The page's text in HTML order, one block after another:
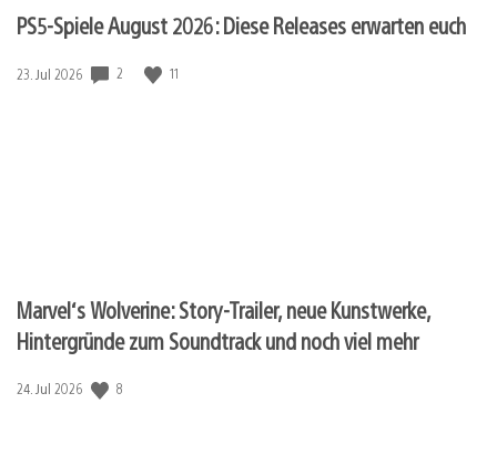
PS5-Spiele August 2026: Diese Releases erwarten euch
Veröffentlichungsdatum:
23. Jul 2026 2 11
Marvel‘s Wolverine: Story-Trailer, neue Kunstwerke,
Hintergründe zum Soundtrack und noch viel mehr
Veröffentlichungsdatum:
24. Jul 2026 8